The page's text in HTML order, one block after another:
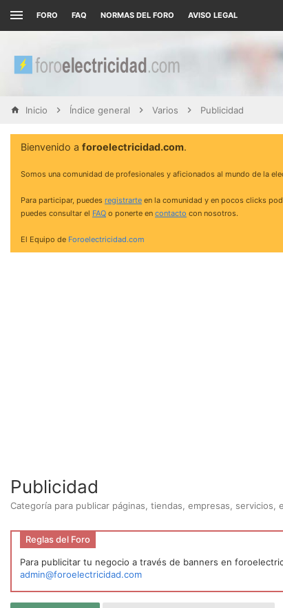
FORO FAQ NORMAS DEL FORO AVISO LEGAL
Inicio Índice general Varios Publicidad
Bienvenido a foroelectricidad.com.
Somos una comunidad de profesionales y aficionados al mundo de la
Para participar, puedes registrarte en la comunidad y en pocos clicks
puedes consultar el FAQ o ponerte en contacto con nosotros.
El Equipo de Foroelectricidad.com
Publicidad
Categoría para publicar páginas, tiendas, empresas,
Reglas del Foro
Para publicitar tu negocio a través de banners en
admin@foroelectricidad.com